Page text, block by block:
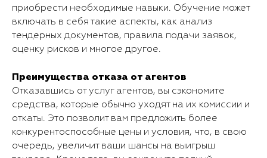
приобрести необходимые навыки. Обучение может
включать в себя такие аспекты, как анализ
тендерных документов, правила подачи заявок,
оценку рисков и многое другое.
Преимущества отказа от агентов
Отказавшись от услуг агентов, вы сэкономите
средства, которые обычно уходят на их комиссии и
откаты. Это позволит вам предложить более
конкурентоспособные цены и условия, что, в свою
очередь, увеличит ваши шансы на выигрыш